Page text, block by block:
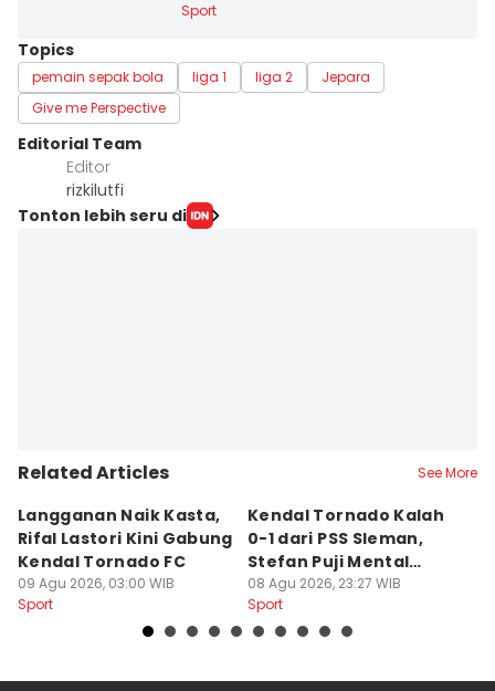
Sport
Topics
pemain sepak bola liga 1 liga 2
Jepara
Give me Perspective
Editorial Team
Editor
rizkilutfi
Tonton lebih seru di
Related Articles See More
Langganan Naik Kasta,
Rifal Lastori Kini Gabung
Kendal Tornado FC
09 Agu 2026, 03:00 WIB
Sport
Kendal Tornado Kalah
0-1 dari PSS Sleman,
Stefan Puji Mental
Pemain
08 Agu 2026, 23:27 WIB
Sport